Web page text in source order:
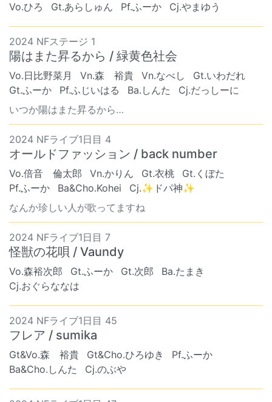
Vo.ひろ Gt.あらしゅん Pf.ふーか Cj.やまゆう
2024 NFステージ 1
陽はまた昇るから / 緑黄色社会
Vo.日比野菜月 Vn.森 裕貴 Vn.なべし
Gt.いわだれ
Gt.ふーか
Pf.ふじいはる Ba.しんた
Cj.だっしーに
いつか陽はまた昇るから…
2024 NFライブ1日目 4
オールドファッション / back number
Vo.倍音 倫太郎 Vn.かりん Gt.衣桃
Gt.くぼた
Pf.ふーか
Ba&Cho.Kohei
Cj.✨ドパ神✨
なんか珍しい人が歌ってますね
2024 NFライブ1日目 7
怪獣の花唄 / Vaundy
Vo.森裕次郎 Gt.ふーか Gt.次郎
Ba.たまき
Cj.おぐらななは
2024 NFライブ1日目 45
フレア / sumika
Gt&Vo.森 裕貴 Gt&Cho.ひろゆき
Pf.ふーか
Ba&Cho.しんた
Cj.のぶや